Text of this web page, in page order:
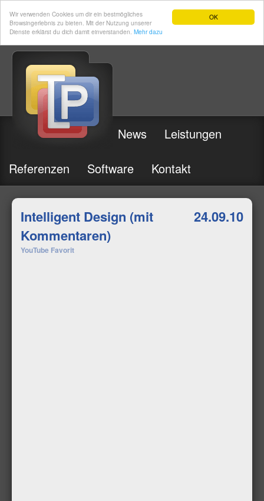
OK
Wir verwenden Cookies um dir ein bestmögliches
Browsingerlebnis zu bieten. Mit der Nutzung unserer
Dienste erklärst du dich damit einverstanden. Mehr dazu
News Leistungen
Referenzen Software Kontakt
24.09.10
Intelligent Design (mit
Kommentaren)
YouTube Favorit